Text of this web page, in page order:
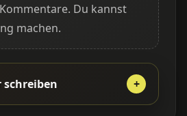
Du kannst
machen.